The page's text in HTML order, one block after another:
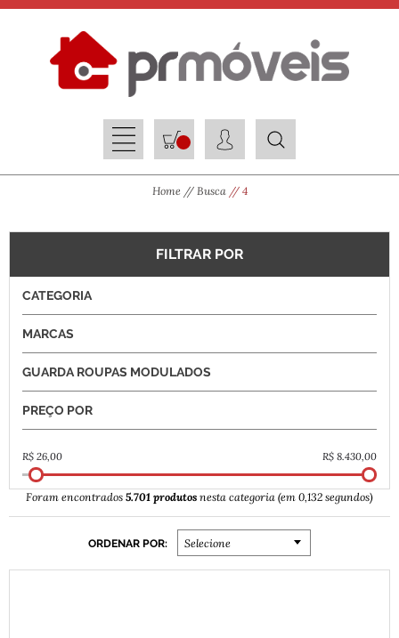
Home Busca 4
FILTRAR POR
CATEGORIA
MARCAS
GUARDA ROUPAS MODULADOS
PREÇO POR
Foram encontrados 5.701 produtos nesta categoria (em 0,132 segundos)
ORDENAR POR: Selecione